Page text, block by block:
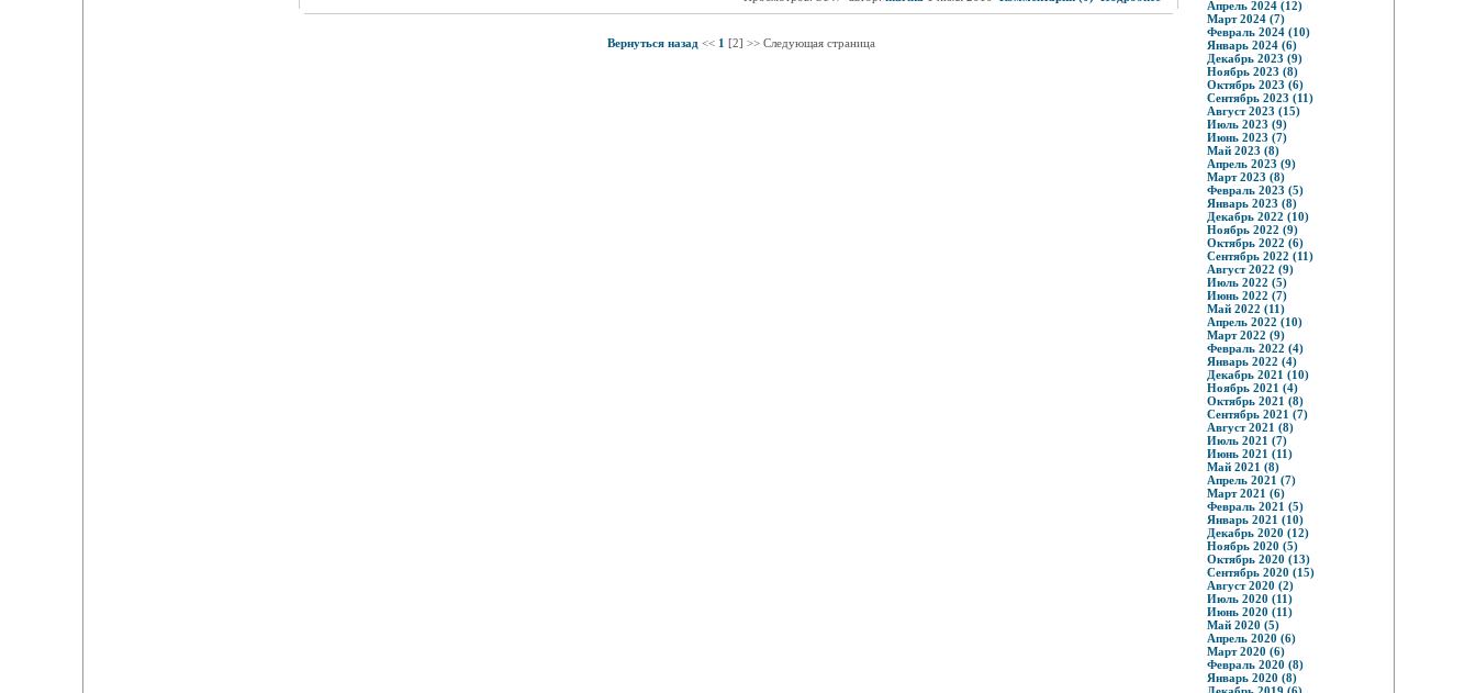
Вернуться назад<< 1 [2] >> Следующая страница
Апрель 2024 (12)
Март 2024 (7)
Февраль 2024 (10)
Январь 2024 (6)
Декабрь 2023 (9)
Ноябрь 2023 (8)
Октябрь 2023 (6)
Сентябрь 2023 (11)
Август 2023 (15)
Июль 2023 (9)
Июнь 2023 (7)
Май 2023 (8)
Апрель 2023 (9)
Март 2023 (8)
Февраль 2023 (5)
Январь 2023 (8)
Декабрь 2022 (10)
Ноябрь 2022 (9)
Октябрь 2022 (6)
Сентябрь 2022 (11)
Август 2022 (9)
Июль 2022 (5)
Июнь 2022 (7)
Май 2022 (11)
Апрель 2022 (10)
Март 2022 (9)
Февраль 2022 (4)
Январь 2022 (4)
Декабрь 2021 (10)
Ноябрь 2021 (4)
Октябрь 2021 (8)
Сентябрь 2021 (7)
Август 2021 (8)
Июль 2021 (7)
Июнь 2021 (11)
Май 2021 (8)
Апрель 2021 (7)
Март 2021 (6)
Февраль 2021 (5)
Январь 2021 (10)
Декабрь 2020 (12)
Ноябрь 2020 (5)
Октябрь 2020 (13)
Сентябрь 2020 (15)
Август 2020 (2)
Июль 2020 (11)
Июнь 2020 (11)
Май 2020 (5)
Апрель 2020 (6)
Март 2020 (6)
Февраль 2020 (8)
Январь 2020 (8)